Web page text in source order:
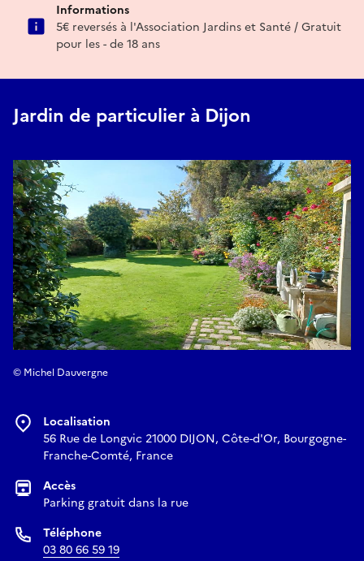
Informations
5€ reversés à l'Association Jardins et Santé / Gratuit
pour les - de 18 ans
Jardin de particulier à Dijon
© Michel Dauvergne
Localisation
56 Rue de Longvic 21000 DIJON, Côte-d'Or, Bourgogne-
Franche-Comté, France
Accès
Parking gratuit dans la rue
Téléphone
03 80 66 59 19